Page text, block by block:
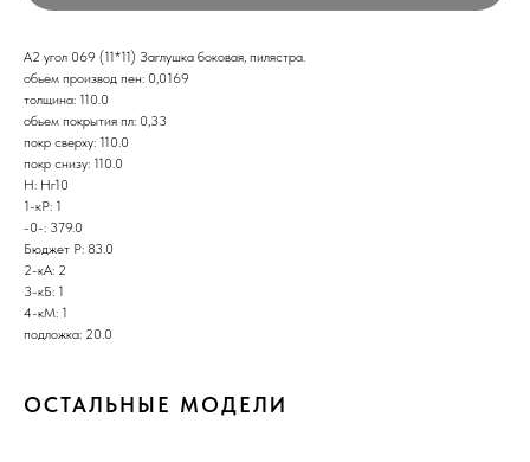
А2 угол 069 (11*11) Заглушка боковая, пилястра.
обьем производ пен: 0,0169
толщина: 110.0
обьем покрытия пл: 0,33
покр сверху: 110.0
покр снизу: 110.0
Н: Нг10
1-кР: 1
-0-: 379.0
Бюджет Р: 83.0
2-кА: 2
3-кБ: 1
4-кМ: 1
подложка: 20.0
ОСТАЛЬНЫЕ МОДЕЛИ